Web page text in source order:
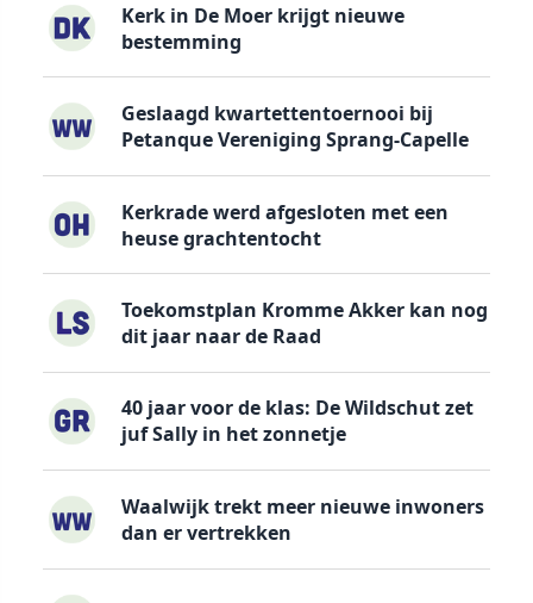
Kerk in De Moer krijgt nieuwe
bestemming
Geslaagd kwartettentoernooi bij
Petanque Vereniging Sprang-Capelle
Kerkrade werd afgesloten met een
heuse grachtentocht
Toekomstplan Kromme Akker kan nog
dit jaar naar de Raad
40 jaar voor de klas: De Wildschut zet
juf Sally in het zonnetje
Waalwijk trekt meer nieuwe inwoners
dan er vertrekken